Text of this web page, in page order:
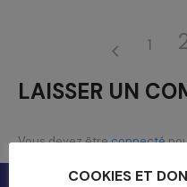
1
LAISSER UN
Vous devez êtreconnecté
COOKIES ET